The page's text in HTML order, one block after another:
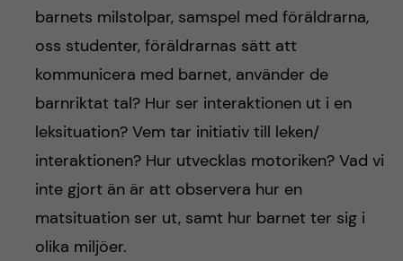
barnets milstolpar, samspel med föräldrarna,
oss studenter, föräldrarnas sätt att
kommunicera med barnet, använder de
barnriktat tal? Hur ser interaktionen ut i en
leksituation? Vem tar initiativ till leken/
interaktionen? Hur utvecklas motoriken? Vad vi
inte gjort än är att observera hur en
matsituation ser ut, samt hur barnet ter sig i
olika miljöer.